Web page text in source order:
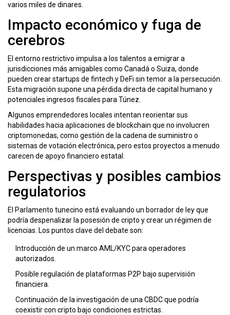
varios miles de dinares.
Impacto económico y fuga de
cerebros
El entorno restrictivo impulsa a los talentos a emigrar a
jurisdicciones más amigables como Canadá o Suiza, donde
pueden crear startups de fintech y DeFi sin temor a la persecución.
Esta migración supone una pérdida directa de capital humano y
potenciales ingresos fiscales para Túnez.
Algunos emprendedores locales intentan reorientar sus
habilidades hacia aplicaciones de blockchain que no involucren
criptomonedas, como gestión de la cadena de suministro o
sistemas de votación electrónica, pero estos proyectos a menudo
carecen de apoyo financiero estatal.
Perspectivas y posibles cambios
regulatorios
El Parlamento tunecino está evaluando un borrador de ley que
podría despenalizar la posesión de cripto y crear un régimen de
licencias. Los puntos clave del debate son:
Introducción de un marco AML/KYC para operadores
autorizados.
Posible regulación de plataformas P2P bajo supervisión
financiera.
Continuación de la investigación de una CBDC que podría
coexistir con cripto bajo condiciones estrictas.